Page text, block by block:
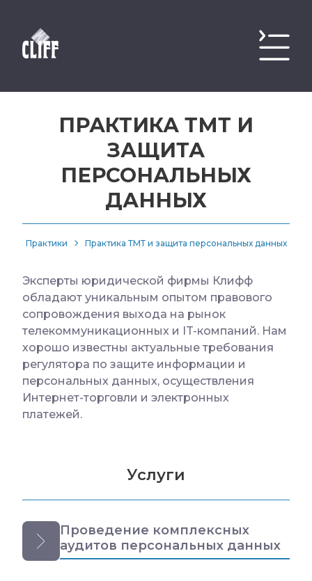
ПРАКТИКА ТМТ И
ЗАЩИТА
ПЕРСОНАЛЬНЫХ
ДАННЫХ
Практики Практика ТМТ и защита персональных данных
Эксперты юридической фирмы Клифф
обладают уникальным опытом правового
сопровождения выхода на рынок
телекоммуникационных и IT-компаний. Нам
хорошо известны актуальные требования
регулятора по защите информации и
персональных данных, осуществления
Интернет-торговли и электронных
платежей.
Услуги
Проведение комплексных
аудитов персональных данных